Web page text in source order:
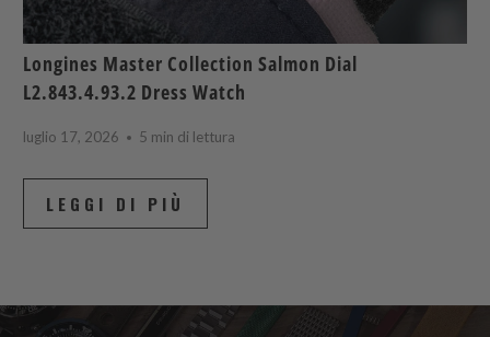
Longines Master Collection Salmon Dial
L2.843.4.93.2 Dress Watch
luglio 17, 2026 5 min di lettura
LEGGI DI PIÙ